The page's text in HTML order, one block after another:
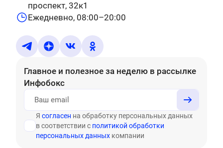
проспект, 32к1
Ежедневно, 08:00–20:00
Главное и полезное за неделю в рассылке
Инфобокс
Я согласен на обработку персональных данных
в соответствии с политикой обработки
персональных данных компании